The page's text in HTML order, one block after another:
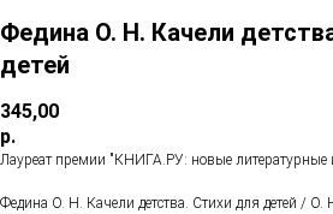
Федина О. Н. Качели
детей
345,00
р.
Лауреат премии "КНИГА.РУ: новые литературные
Федина О. Н. Качели детства. Стихи для детей / О.